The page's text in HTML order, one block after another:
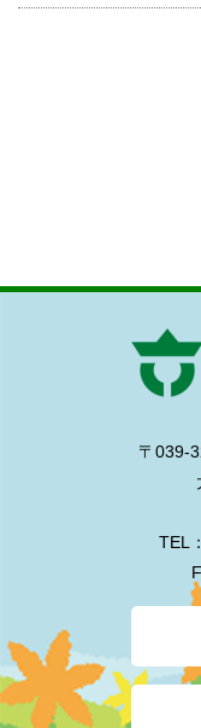
〒039-
TEL